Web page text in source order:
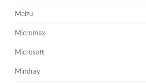
Meizu
Micromax
Microsoft
Mindray